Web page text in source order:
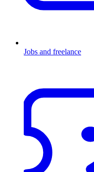
Jobs and freelance